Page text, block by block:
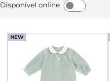
Disponível online
NEW